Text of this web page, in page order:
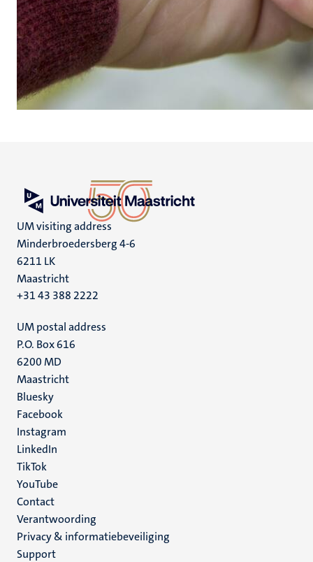
UM visiting address
Minderbroedersberg 4-6
6211 LK
Maastricht
+31 43 388 2222
UM postal address
P.O. Box 616
6200 MD
Maastricht
Social
media
Bluesky
Facebook
Instagram
LinkedIn
TikTok
YouTube
Menu
footer
(NL)
Contact
Verantwoording
Privacy & informatiebeveiliging
Support